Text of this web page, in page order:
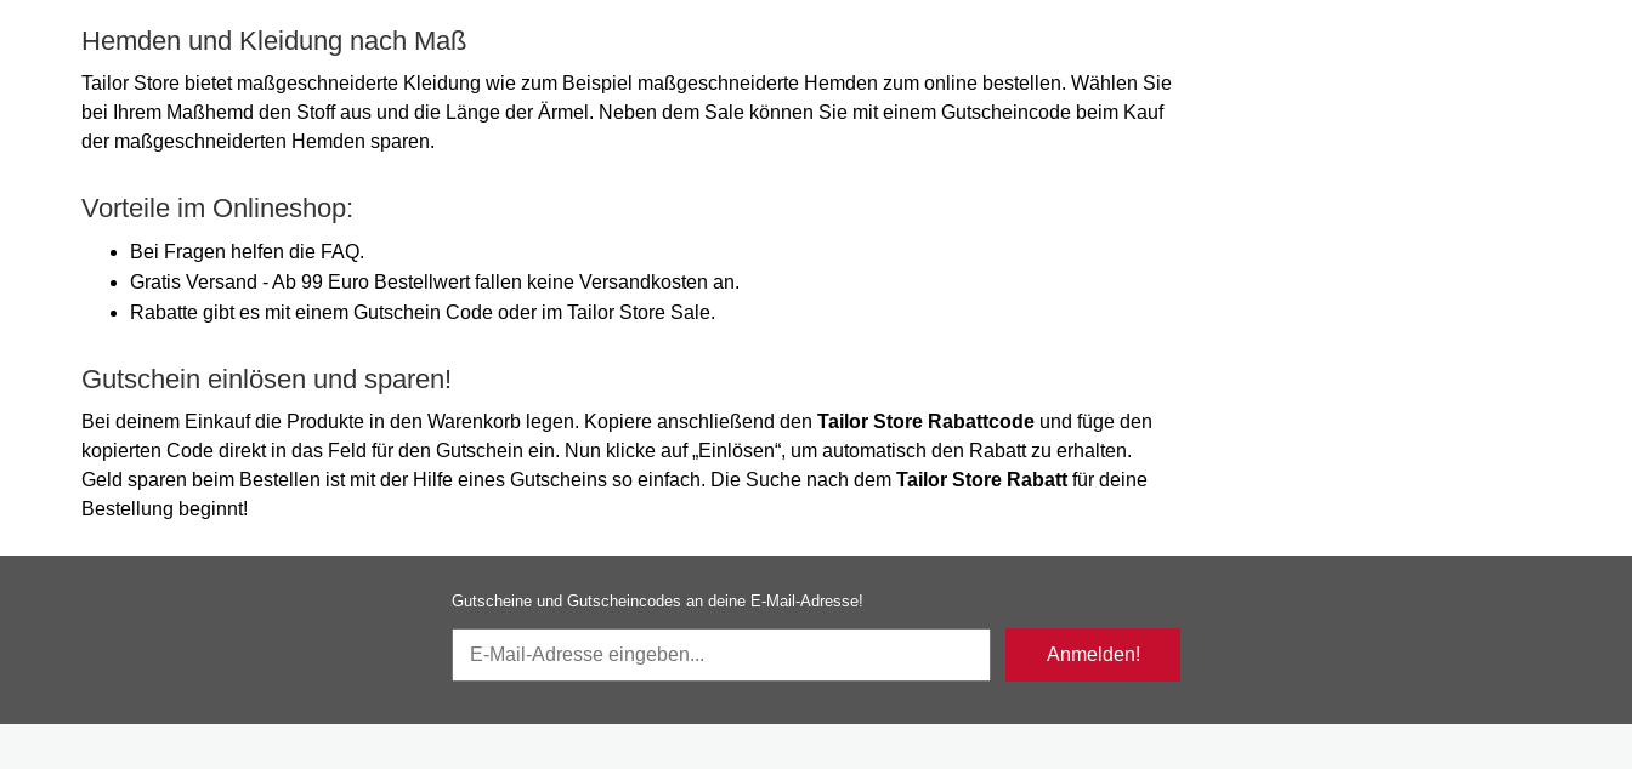
Hemden und Kleidung nach Maß
Tailor Store bietet maßgeschneiderte Kleidung wie zum Beispiel maßgeschneiderte Hemden zum online bestellen. Wählen Sie
bei Ihrem Maßhemd den Stoff aus und die Länge der Ärmel. Neben dem Sale können Sie mit einem Gutscheincode beim Kauf
der maßgeschneiderten Hemden sparen.
Vorteile im Onlineshop:
Bei Fragen helfen die FAQ.
Gratis Versand - Ab 99 Euro Bestellwert fallen keine Versandkosten an.
Rabatte gibt es mit einem Gutschein Code oder im Tailor Store Sale.
Gutschein einlösen und sparen!
Bei deinem Einkauf die Produkte in den Warenkorb legen. Kopiere anschließend den Tailor Store Rabattcode und füge den
kopierten Code direkt in das Feld für den Gutschein ein. Nun klicke auf „Einlösen“, um automatisch den Rabatt zu erhalten.
Geld sparen beim Bestellen ist mit der Hilfe eines Gutscheins so einfach. Die Suche nach dem Tailor Store Rabatt für deine
Bestellung beginnt!
Gutscheine und Gutscheincodes an deine E-Mail-Adresse!
Anmelden!